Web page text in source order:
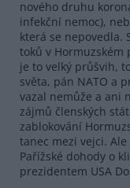
nového druhu
infekční nemoc),
která se nepovedla.
toků v Hormuzském
je to velký průšvih,
světa, pán NATO a
vazal nemůže a ani
zájmů členských
zablokování
tanec mezi vejci.
Pařížské dohody o
prezidentem USA